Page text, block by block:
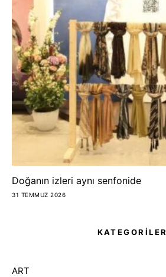
Doğanın izleri aynı senfonide
31 TEMMUZ 2026
KATEGORİLER
ART